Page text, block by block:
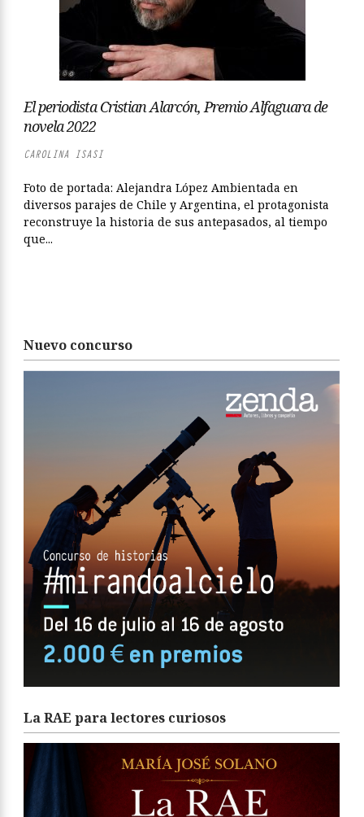
El periodista Cristian Alarcón, Premio Alfaguara de
novela 2022
CAROLINA ISASI
Foto de portada: Alejandra López Ambientada en
diversos parajes de Chile y Argentina, el protagonista
reconstruye la historia de sus antepasados, al tiempo
que...
Nuevo concurso
La RAE para lectores curiosos